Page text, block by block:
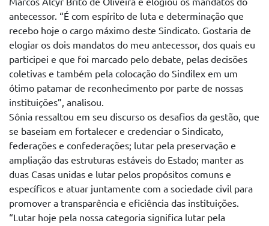
antecessor. “É com espírito de luta e determinação que
recebo hoje o cargo máximo deste Sindicato. Gostaria de
elogiar os dois mandatos do meu antecessor, dos quais eu
participei e que foi marcado pelo debate, pelas decisões
coletivas e também pela colocação do Sindilex em um
ótimo patamar de reconhecimento por parte de nossas
instituições”, analisou.
Sônia ressaltou em seu discurso os desafios da gestão, que
se baseiam em fortalecer e credenciar o Sindicato,
federações e confederações; lutar pela preservação e
ampliação das estruturas estáveis do Estado; manter as
duas Casas unidas e lutar pelos propósitos comuns e
específicos e atuar juntamente com a sociedade civil para
promover a transparência e eficiência das instituições.
“Lutar hoje pela nossa categoria significa lutar pela